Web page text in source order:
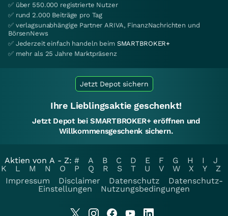
✅ über 550.000 registrierte Nutzer
✅ rund 2.000 Beiträge pro Tag
✅ verlagsunabhängige Partner ARIVA, FinanzNachrichten und
BörsenNews
✅ Jederzeit einfach handeln beim SMARTBROKER+
✅ mehr als 25 Jahre Marktpräsenz
Jetzt Depot sichern
Ihre Lieblingsaktie geschenkt!
Jetzt Depot bei SMARTBROKER+ eröffnen und
Willkommensgeschenk sichern.
Aktien von A - Z: # A B C D E F G H I
J
K
L M N O P Q R S T U V W X Y
Z
Impressum
Disclaimer Datenschutz
Datenschutz-
Einstellungen
Nutzungsbedingungen